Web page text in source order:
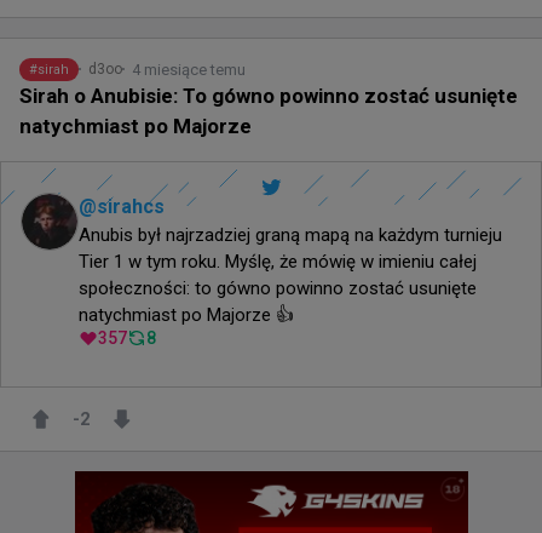
#sirah d3oo 4 miesiące temu
Sirah o Anubisie: To gówno powinno zostać usunięte
natychmiast po Majorze
@sirahcs
Anubis był najrzadziej graną mapą na każdym turnieju
Tier 1 w tym roku. Myślę, że mówię w imieniu całej
społeczności: to gówno powinno zostać usunięte
natychmiast po Majorze 👍
357 8
-2